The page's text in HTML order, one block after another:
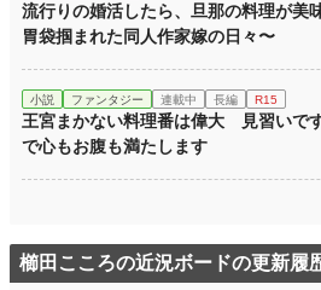
流行りの婚活したら、旦那の料理が美
胃袋掴まれた同人作家嫁の日々〜
小説 ファンタジー 連載中 長編 R15
王宮まかない料理番は偉大 見習いで
で心もお腹も満たします
櫛田こころの近況ボードの更新履